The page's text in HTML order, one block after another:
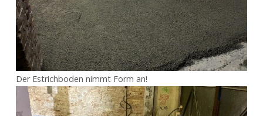
Der Estrichboden nimmt Form an!